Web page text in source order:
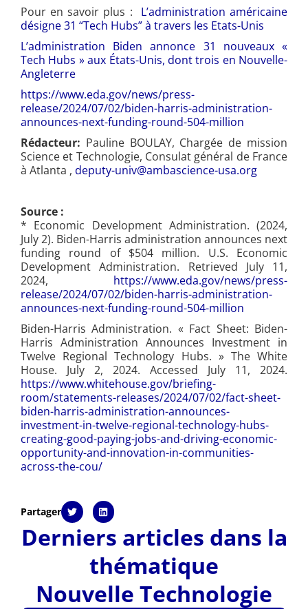
Pour en savoir plus : L’administration américaine
désigne 31 “Tech Hubs” à travers les Etats-Unis
L’administration Biden annonce 31 nouveaux «
Tech Hubs » aux États-Unis, dont trois en Nouvelle-
Angleterre
https://www.eda.gov/news/press-
release/2024/07/02/biden-harris-administration-
announces-next-funding-round-504-million
Rédacteur: Pauline BOULAY, Chargée de mission
Science et Technologie, Consulat général de France
à Atlanta , deputy-univ@ambascience-usa.org
Source :
* Economic Development Administration. (2024,
July 2). Biden-Harris administration announces next
funding round of $504 million. U.S. Economic
Development Administration. Retrieved July 11,
2024, https://www.eda.gov/news/press-
release/2024/07/02/biden-harris-administration-
announces-next-funding-round-504-million
Biden-Harris Administration. « Fact Sheet: Biden-
Harris Administration Announces Investment in
Twelve Regional Technology Hubs. » The White
House. July 2, 2024. Accessed July 11, 2024.
https://www.whitehouse.gov/briefing-
room/statements-releases/2024/07/02/fact-sheet-
biden-harris-administration-announces-
investment-in-twelve-regional-technology-hubs-
creating-good-paying-jobs-and-driving-economic-
opportunity-and-innovation-in-communities-
across-the-cou/
Partager
Derniers articles dans la
thématique
Nouvelle Technologie